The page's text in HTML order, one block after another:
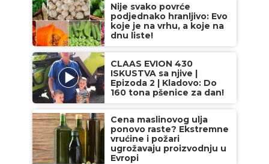
Nije svako povrće
podjednako hranljivo: Evo
koje je na vrhu, a koje na
dnu liste!
CLAAS EVION 430
ISKUSTVA sa njive |
Epizoda 2 | Kladovo: Do
160 tona pšenice za dan!
Cena maslinovog ulja
ponovo raste? Ekstremne
vrućine i požari
ugrožavaju proizvodnju u
Evropi